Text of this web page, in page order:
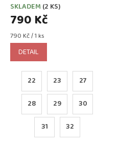
SKLADEM (2 KS)
790 Kč
Měrná
cena:
790 Kč / 1 ks
DETAIL
22 23 27
28 29 30
31 32